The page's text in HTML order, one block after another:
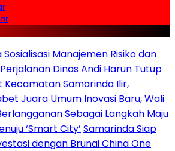
Manajemen Risiko dan
DinasAndi Harun Tutup
Kecamatan Samarinda Ilir,
Juara Umum Inovasi Baru, Wali
Sebagai Langkah Maju
‘Smart City’ Samarinda Siap
dengan Brunai China One